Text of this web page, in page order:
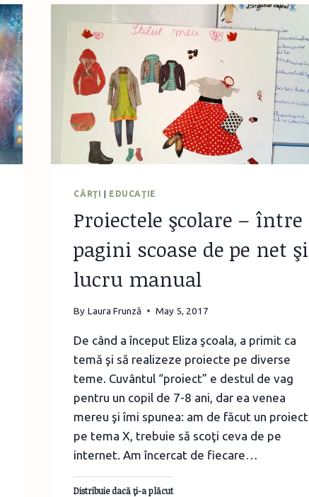
OBSERVAREA
NATURII
CĂRŢI EDUCAŢIE
Proiectele şcolare – între
pagini scoase de pe net şi
lucru manual
By Laura Frunză May 5, 2017
De când a început Eliza şcoala, a primit ca
temă şi să realizeze proiecte pe diverse
teme. Cuvântul “proiect” e destul de vag
pentru un copil de 7-8 ani, dar ea venea
mereu şi îmi spunea: am de făcut un proiect
pe tema X, trebuie să scoţi ceva de pe
internet. Am încercat de fiecare…
Distribuie dacă ţi-a plăcut